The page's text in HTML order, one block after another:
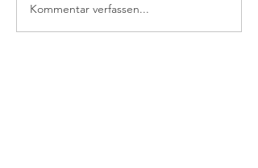
Kommentar verfassen...